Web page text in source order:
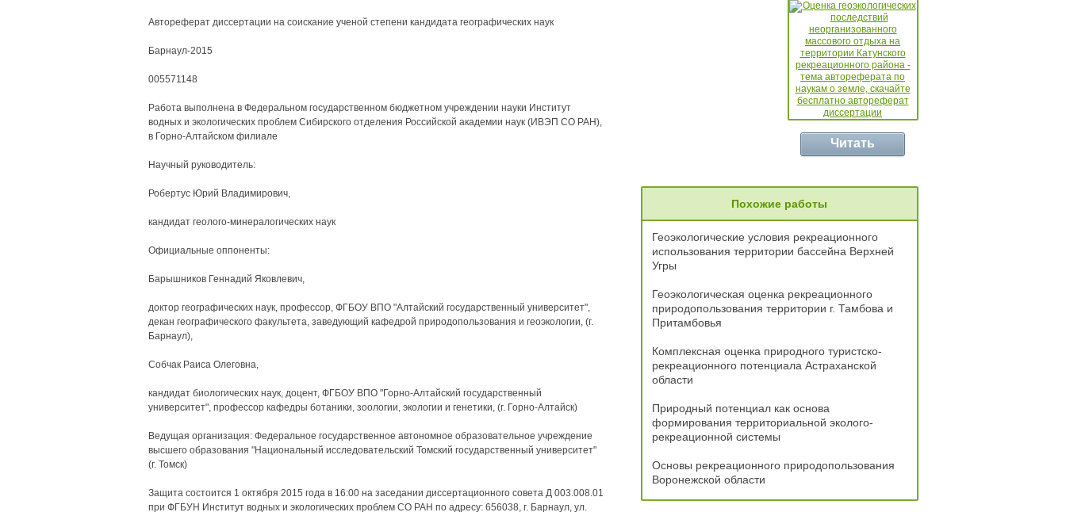
Автореферат диссертации на соискание ученой степени кандидата географических наук
Барнаул-2015
005571148
Работа выполнена в Федеральном государственном бюджетном учреждении науки Институт
водных и экологических проблем Сибирского отделения Российской академии наук (ИВЭП СО РАН),
в Горно-Алтайском филиале
Научный руководитель:
Робертус Юрий Владимирович,
кандидат геолого-минералогических наук
Официальные оппоненты:
Барышников Геннадий Яковлевич,
доктор географических наук, профессор, ФГБОУ ВПО "Алтайский государственный университет",
декан географического факультета, заведующий кафедрой природопользования и геоэкологии, (г.
Барнаул),
Собчак Раиса Олеговна,
кандидат биологических наук, доцент, ФГБОУ ВПО "Горно-Алтайский государственный
университет", профессор кафедры ботаники, зоологии, экологии и генетики, (г. Горно-Алтайск)
Ведущая организация: Федеральное государственное автономное образовательное учреждение
высшего образования "Национальный исследовательский Томский государственный университет"
(г. Томск)
Защита состоится 1 октября 2015 года в 16:00 на заседании диссертационного совета Д 003.008.01
при ФГБУН Институт водных и экологических проблем СО РАН по адресу: 656038, г. Барнаул, ул.
Читать
Похожие работы
Геоэкологические условия рекреационного
использования территории бассейна Верхней
Угры
Геоэкологическая оценка рекреационного
природопользования территории г. Тамбова и
Притамбовья
Комплексная оценка природного туристско-
рекреационного потенциала Астраханской
области
Природный потенциал как основа
формирования территориальной эколого-
рекреационной системы
Основы рекреационного природопользования
Воронежской области